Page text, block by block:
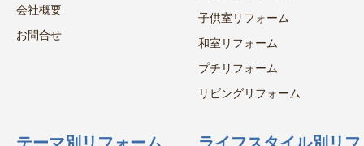
会社概要
お問合せ
子供室リフォーム
和室リフォーム
プチリフォーム
リビングリフォーム